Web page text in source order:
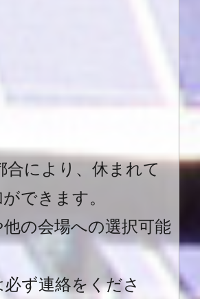
合により、休まれて
できます。
の会場への選択可能
ず連絡をくださ